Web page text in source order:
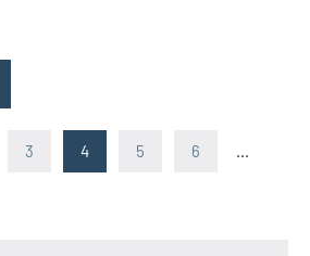
3 4 5 6 ...